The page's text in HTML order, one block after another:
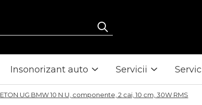
Insonorizant auto Servicii
UG BMW 10 N U, componente, 2 cai, 10 cm, 30W RMS